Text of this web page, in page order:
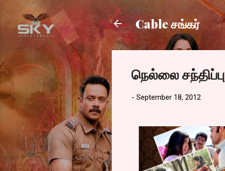
Cable சங்கர்
நெல்லை சந்திப்பு
- September 18, 2012